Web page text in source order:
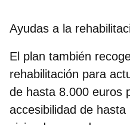
Ayudas a la
El plan también
rehabilitación para
de hasta 8.000 euros
accesibilidad de